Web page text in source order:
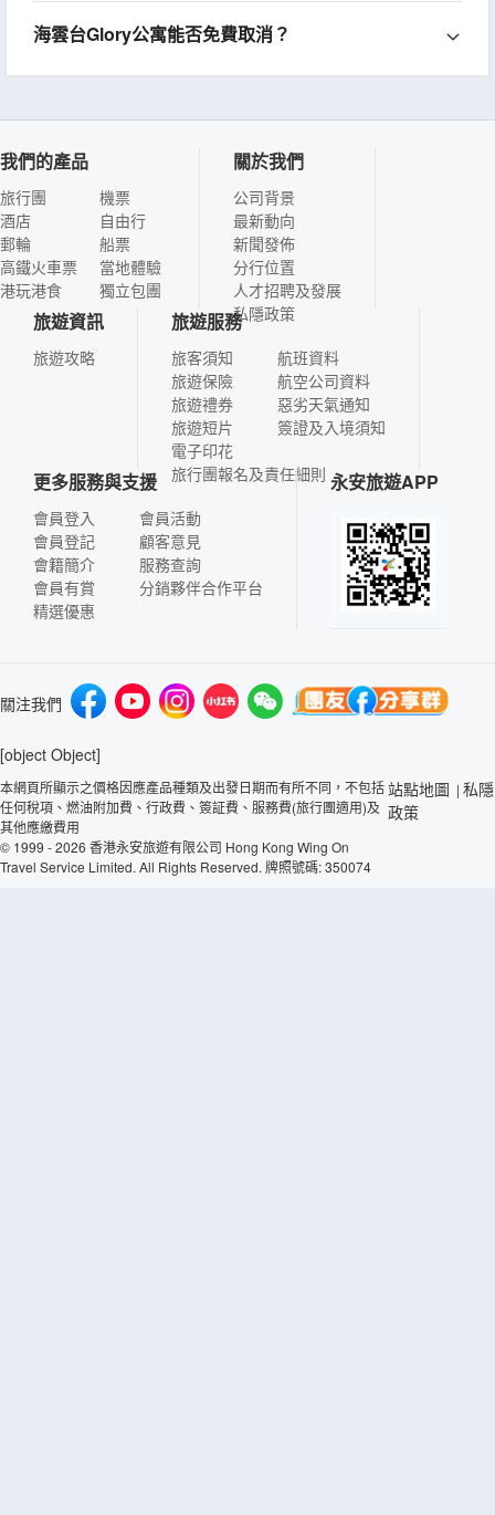
海雲台Glory公寓能否免費取消？
我們的產品
旅行團
酒店
郵輪
高鐵火車票
港玩港食
機票
自由行
船票
當地體驗
獨立包團
關於我們
公司背景
最新動向
新聞發佈
分行位置
人才招聘及發展
私隱政策
旅遊資訊
旅遊攻略
旅遊服務
旅客須知
旅遊保險
旅遊禮券
旅遊短片
電子印花
航班資料
航空公司資料
惡劣天氣通知
簽證及入境須知
旅行團報名及責任細則
更多服務與支援
會員登入
會員登記
會籍簡介
會員有賞
精選優惠
會員活動
顧客意見
服務查詢
分銷夥伴合作平台
永安旅遊APP
關注我們
[object Object]
本網頁所顯示之價格因應產品種類及出發日期而有所不同，不包括
任何稅項、燃油附加費、行政費、簽証費、服務費(旅行團適用)及
其他應繳費用
© 1999 - 2026 香港永安旅遊有限公司 Hong Kong Wing On
Travel Service Limited. All Rights Reserved. 牌照號碼: 350074
站點地圖 | 私隱
政策